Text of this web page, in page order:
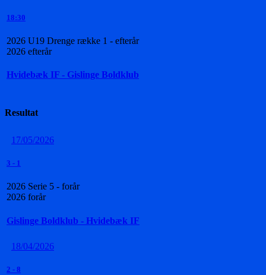
18:30
2026 U19 Drenge række 1 - efterår
2026 efterår
Hvidebæk IF - Gislinge Boldklub
Resultat
17/05/2026
3 - 1
2026 Serie 5 - forår
2026 forår
Gislinge Boldklub - Hvidebæk IF
18/04/2026
2 - 8